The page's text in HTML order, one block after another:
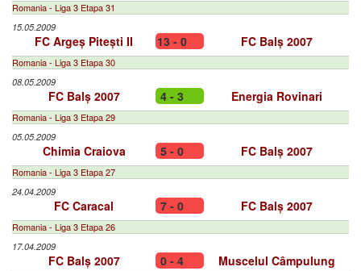
Romania - Liga 3 Etapa 31
15.05.2009
FC Argeș Pitești II 13 - 0 FC Balș 2007
Romania - Liga 3 Etapa 30
08.05.2009
FC Balș 2007 4 - 3 Energia Rovinari
Romania - Liga 3 Etapa 29
05.05.2009
Chimia Craiova 5 - 0 FC Balș 2007
Romania - Liga 3 Etapa 27
24.04.2009
FC Caracal 7 - 0 FC Balș 2007
Romania - Liga 3 Etapa 26
17.04.2009
FC Balș 2007 0 - 4 Muscelul Câmpulung